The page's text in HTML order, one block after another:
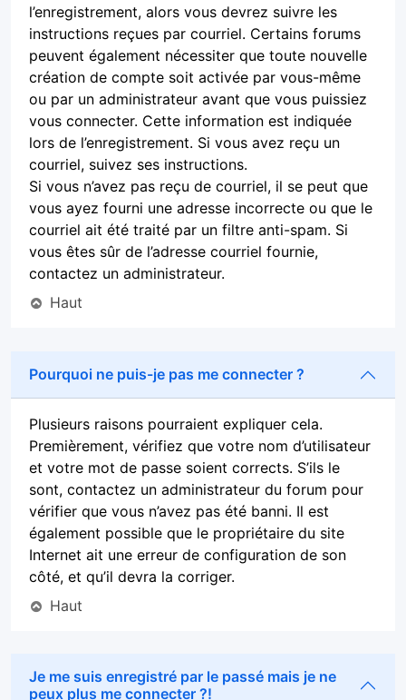
l’enregistrement, alors vous devrez suivre les
instructions reçues par courriel. Certains forums
peuvent également nécessiter que toute nouvelle
création de compte soit activée par vous-même
ou par un administrateur avant que vous puissiez
vous connecter. Cette information est indiquée
lors de l’enregistrement. Si vous avez reçu un
courriel, suivez ses instructions.
Si vous n’avez pas reçu de courriel, il se peut que
vous ayez fourni une adresse incorrecte ou que le
courriel ait été traité par un filtre anti-spam. Si
vous êtes sûr de l’adresse courriel fournie,
contactez un administrateur.
Haut
Pourquoi ne puis-je pas me connecter ?
Plusieurs raisons pourraient expliquer cela.
Premièrement, vérifiez que votre nom d’utilisateur
et votre mot de passe soient corrects. S’ils le
sont, contactez un administrateur du forum pour
vérifier que vous n’avez pas été banni. Il est
également possible que le propriétaire du site
Internet ait une erreur de configuration de son
côté, et qu’il devra la corriger.
Haut
Je me suis enregistré par le passé mais je ne
peux plus me connecter ?!